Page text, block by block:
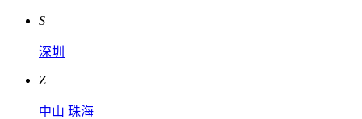
S
深圳
Z
中山 珠海